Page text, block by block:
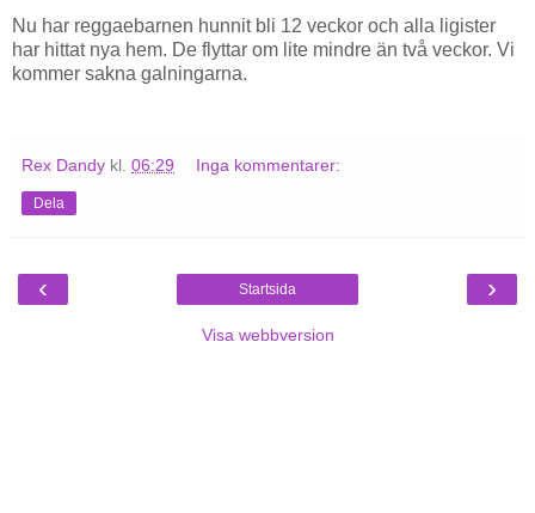
Nu har reggaebarnen hunnit bli 12 veckor och alla ligister
har hittat nya hem. De flyttar om lite mindre än två veckor. Vi
kommer sakna galningarna.
Rex Dandy kl. 06:29 Inga kommentarer:
Dela
‹ ›
Startsida
Visa webbversion